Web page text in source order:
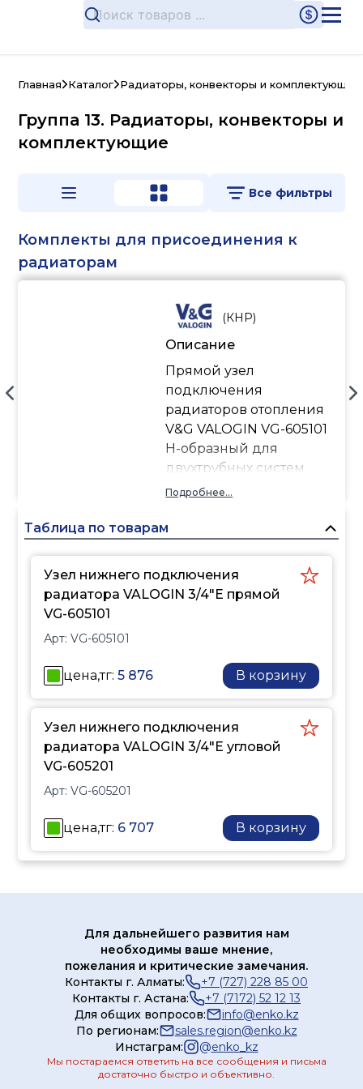
Главная Каталог Радиаторы, конвекторы и комплектующие
Группа 13. Радиаторы, конвекторы и
комплектующие
Все фильтры
Комплекты для присоединения к
радиаторам
(КНР)
Описание
Прямой узел
подключения
радиаторов отопления
V&G VALOGIN VG-605101
Н-образный для
двухтрубных систем
Узел подключения
самоуплотняющимися
затворами применяется
для подключения
отопительных приборов
патрубков с внутренней
резьбой 1/2" и
межосевым расстоянием
50 мм.
Функциональность
обслуживание
отопительного прибора
без слива всей системы
применяется в
отопления.
Подробнее...
Таблица по товарам
Узел нижнего подключения
радиатора VALOGIN 3/4"Е прямой
VG-605101
Арт:VG-605101
цена,тг:5 876 В корзину
Узел нижнего подключения
радиатора VALOGIN 3/4"Е угловой
VG-605201
Арт:VG-605201
цена,тг: 6 707 В корзину
Для дальнейшего развития нам
необходимы ваше мнение,
пожелания и критические замечания.
Контакты г. Алматы:
+7 (727) 228 85 00
Контакты г. Астана:
+7 (7172) 52 12 13
Для общих вопросов:
info@enko.kz
По регионам:
sales.region@enko.kz
Инстаграм:
@enko_kz
Мы постараемся ответить на все сообщения и письма
достаточно быстро и объективно.